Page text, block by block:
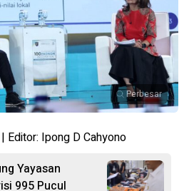
Perbesar
Editor: Ipong D Cahyono
Yayasan
995 Pucul